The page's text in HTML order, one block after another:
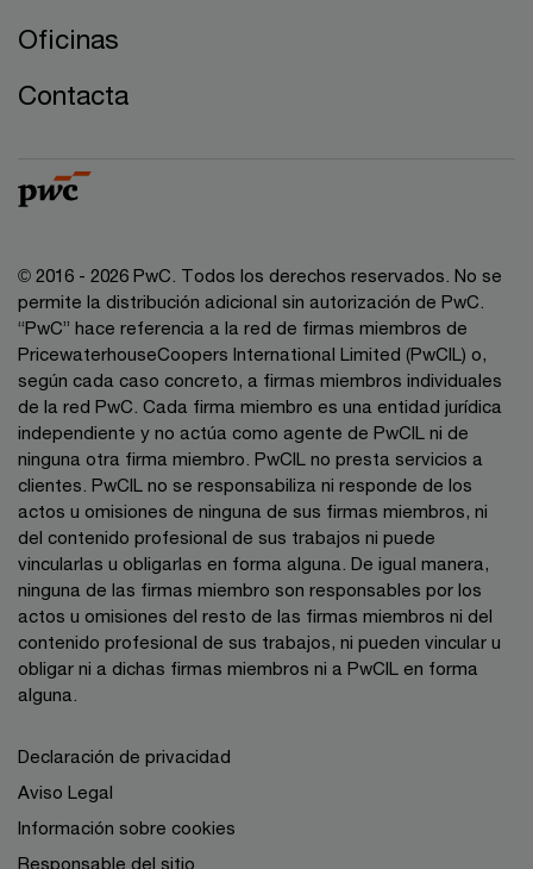
Oficinas
Contacta
© 2016 - 2026 PwC. Todos los derechos reservados. No se
permite la distribución adicional sin autorización de PwC.
“PwC” hace referencia a la red de firmas miembros de
PricewaterhouseCoopers International Limited (PwCIL) o,
según cada caso concreto, a firmas miembros individuales
de la red PwC. Cada firma miembro es una entidad jurídica
independiente y no actúa como agente de PwCIL ni de
ninguna otra firma miembro. PwCIL no presta servicios a
clientes. PwCIL no se responsabiliza ni responde de los
actos u omisiones de ninguna de sus firmas miembros, ni
del contenido profesional de sus trabajos ni puede
vincularlas u obligarlas en forma alguna. De igual manera,
ninguna de las firmas miembro son responsables por los
actos u omisiones del resto de las firmas miembros ni del
contenido profesional de sus trabajos, ni pueden vincular u
obligar ni a dichas firmas miembros ni a PwCIL en forma
alguna.
Declaración de privacidad
Aviso Legal
Información sobre cookies
Responsable del sitio